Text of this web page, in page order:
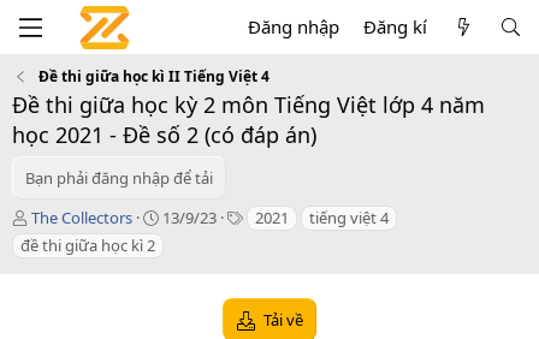
Đăng nhập Đăng kí
Đề thi giữa học kì II Tiếng Việt 4
Đề thi giữa học kỳ 2 môn Tiếng Việt lớp 4 năm
học 2021 - Đề số 2 (có đáp án)
Bạn phải đăng nhập để tải
T
á
c
The Collectors
C13/9/23
T 2021
tiếng việt 4
đề thi giữa học kì 2
Tải về